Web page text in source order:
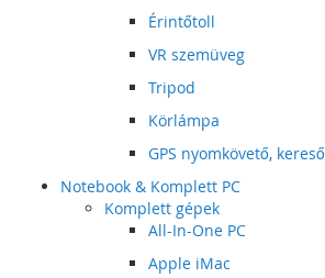
Érintőtoll
VR szemüveg
Tripod
Körlámpa
GPS nyomkövető, kereső
Notebook & Komplett PC
Komplett gépek
All-In-One PC
Apple iMac